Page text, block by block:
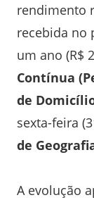
rendimento
recebida no
um ano (R$
Contínua
de
sexta-feira
de
A evolução